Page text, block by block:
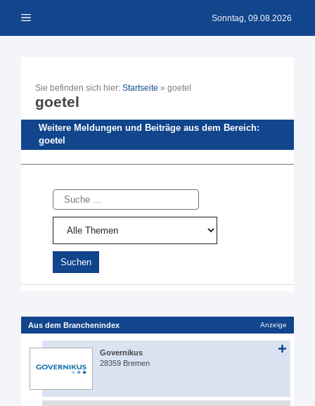
Inhalt Menü Sonntag, 09.08.2026
Sie befinden sich hier: Startseite » goetel
goetel
Weitere Meldungen und Beiträge aus dem Bereich:
goetel
Suche
Aus dem Branchenindex Anzeige
Governikus
28359 Bremen